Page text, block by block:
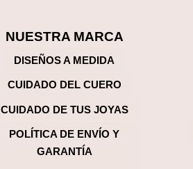
NUESTRA MARCA
DISEÑOS A MEDIDA
CUIDADO DEL CUERO
CUIDADO DE TUS JOYAS
POLÍTICA DE ENVÍO Y
GARANTÍA